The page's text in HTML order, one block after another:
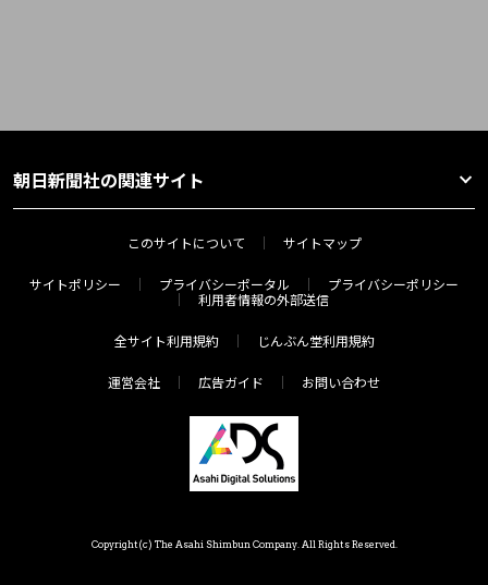
朝日新聞社の関連サイト
このサイトについて サイトマップ
サイトポリシー プライバシーポータル
プライバシーポリシー
利用者情報の外部送信
全サイト利用規約 じんぶん堂利用規約
運営会社 広告ガイド お問い合わせ
Copyright(c) The Asahi Shimbun Company. All Rights Reserved.